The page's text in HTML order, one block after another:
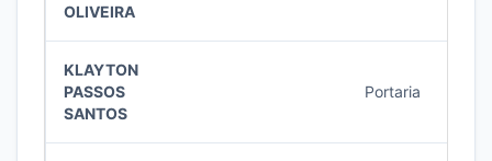
OLIVEIRA
KLAYTON
PASSOS
SANTOS
Portaria